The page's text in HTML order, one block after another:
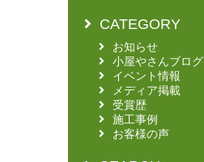
CATEGORY
お知らせ
小屋やさんブログ
イベント情報
メディア掲載
受賞歴
施工事例
お客様の声